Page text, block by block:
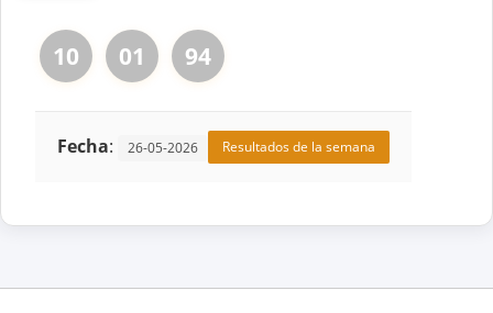
10 01 94
Fecha: 26-05-2026 Resultados de la semana